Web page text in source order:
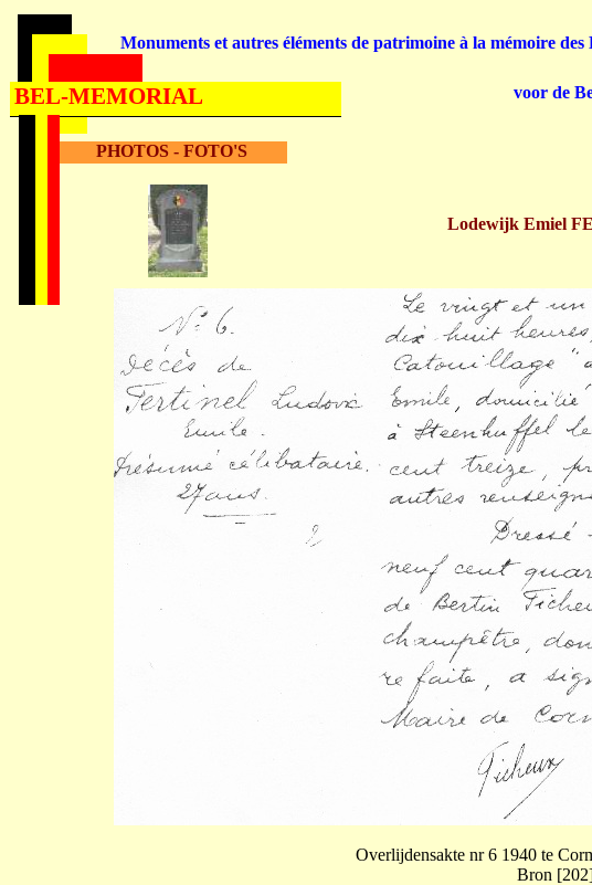
PHOTOS - FOTO'S
Lodewijk Emiel
Overlijdensakte nr 6 1940 te
Bron
Monuments et autres éléments de patrimoine à la mémoire des
voor de
BEL-MEMORIAL